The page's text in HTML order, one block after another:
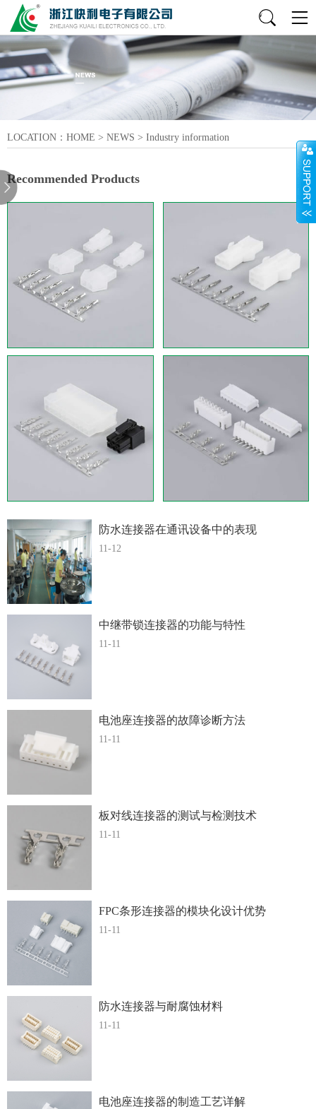
LOCATION： HOME > NEWS > Industry information
Recommended Products
防水连接器在通讯设备中的表现
11-12
中继带锁连接器的功能与特性
11-11
电池座连接器的故障诊断方法
11-11
板对线连接器的测试与检测技术
11-11
FPC条形连接器的模块化设计优势
11-11
防水连接器与耐腐蚀材料
11-11
电池座连接器的制造工艺详解